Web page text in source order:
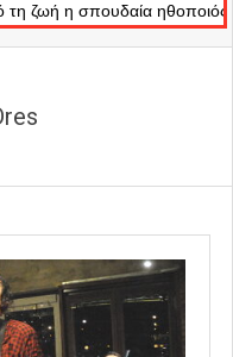
η σπουδαία ηθοποιός Μάρω